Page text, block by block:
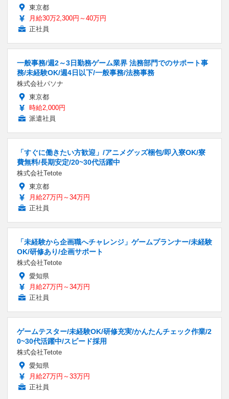
東京都
月給30万2,300円～40万円
正社員
一般事務/週2～3日勤務ゲーム業界 法務部門でのサポート事
務/未経験OK/週4日以下/一般事務/法務事務
株式会社パソナ
東京都
時給2,000円
派遣社員
「すぐに働きたい方歓迎」/アニメグッズ梱包/即入寮OK/寮
費無料/長期安定/20~30代活躍中
株式会社Tetote
東京都
月給27万円～34万円
正社員
「未経験から企画職へチャレンジ」ゲームプランナー/未経験
OK/研修あり/企画サポート
株式会社Tetote
愛知県
月給27万円～34万円
正社員
ゲームテスター/未経験OK/研修充実/かんたんチェック作業/2
0~30代活躍中/スピード採用
株式会社Tetote
愛知県
月給27万円～33万円
正社員